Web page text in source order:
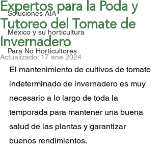
Soluciones AIA
México y su horticultura
Para No Horticultores
Expertos para la Poda y
Tutoreo del Tomate de
Invernadero
Actualizado: 17 ene 2024
El mantenimiento de cultivos de tomate
indeterminado de invernadero es muy
necesario a lo largo de toda la
temporada para mantener una buena
salud de las plantas y garantizar
buenos rendimientos.